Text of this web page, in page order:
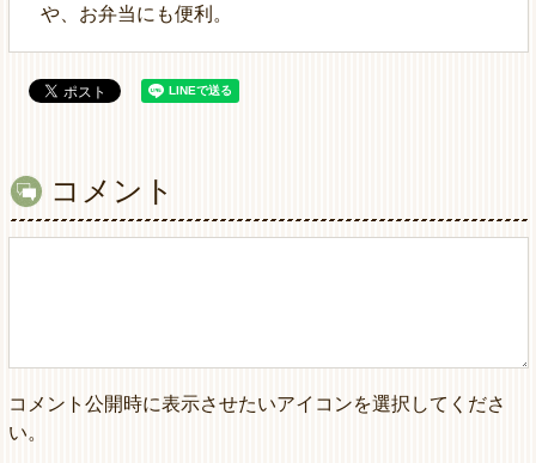
や、お弁当にも便利。
コメント
コメント公開時に表示させたいアイコンを選択してくださ
い。